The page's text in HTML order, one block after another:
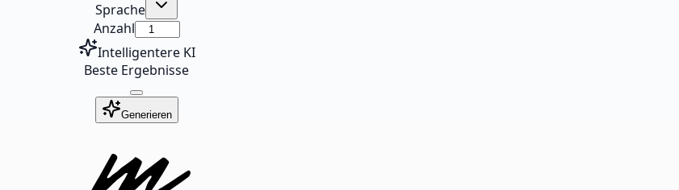
Sprache
Anzahl
Intelligentere KI
Beste Ergebnisse
Generieren